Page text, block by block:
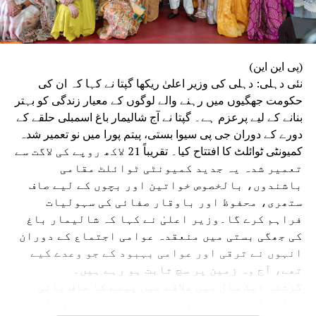
(پی این این)
نئی دہلی: دہلی کی وزیر اعلیٰ ریکھا گپتا نے کہا کہ ان کی
حکومت جھگیوں میں رہنے والے لوگوں کے معیار زندگی کو بہتر
بنانے کے لیے پرعزم ہے۔ گپتا نے آج شالیمار باغ اسمبلی حلقے کے
دورے کے دوران جی پی سیوا بستی، پیتم پورا میں نو تعمیر شدہ
کمیونٹی ٹوائلٹ کا افتتاح کیا۔ تقریباً 21 لاکھ روپے کی لاگت سے
تعمیر شدہ یہ جدید کمیونٹی ٹوائلٹ مقامی
باشندوں، بالخصوص خواتین اور بچوں کے لیے صاف
ستھری، محفوظ اور باوقار صفائی کی سہولیات
فراہم کرے گا۔وزیر اعلیٰ نے کہا کہ شالیمار باغ
کی جھگی بستی میں منعقدہ عوامی اجتماع کے دوران
انہوں نے ترقی اور عوامی بہبود کے جو وعدے کیے
تھے، آج وہ زمین پر سچ ثابت ہو رہے ہیں۔